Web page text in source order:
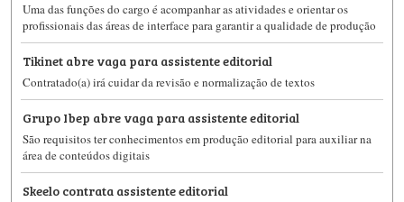
Uma das funções do cargo é acompanhar as atividades e orientar os
profissionais das áreas de interface para garantir a qualidade de produção
Tikinet abre vaga para assistente editorial
Contratado(a) irá cuidar da revisão e normalização de textos
Grupo Ibep abre vaga para assistente editorial
São requisitos ter conhecimentos em produção editorial para auxiliar na
área de conteúdos digitais
Skeelo contrata assistente editorial